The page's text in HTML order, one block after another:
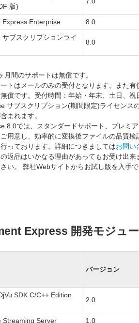
版)
Express Enterprise 8.0
サブスクリプションライ
8.0
間のサポートは無償です。
トはメールのみの受付となります。また
無償です。受付時間：年始・年末、土日、
サブスクリプション(期間限定)ライセンス
まれます。
8.0では、スタンダードサポート、プレミ
ご用意し、効率的に変換後ファイルの品質
っております。詳細につきましてはお問い
返品はいかなる理由があってもお受け出
い。 弊社Webサイトからお試し版を入手
Express 開発モジュ
バージョン
SDK C/C++ Edition
2.0
Streaming Server 1.0